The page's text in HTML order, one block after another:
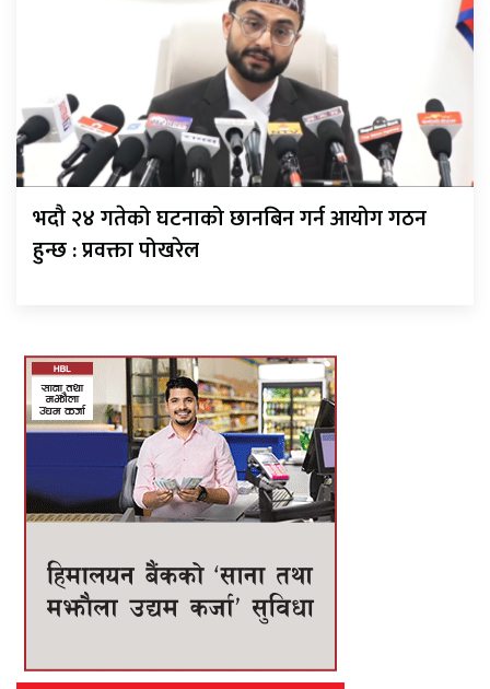
भदौ २४ गतेको घटनाको छानबिन गर्न आयोग गठन
हुन्छ : प्रवक्ता पोखरेल